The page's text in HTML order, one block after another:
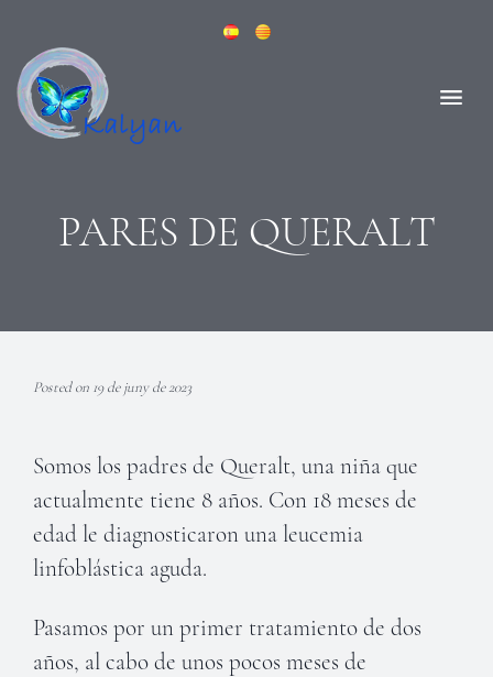
PARES DE QUERALT
Posted on 19 de juny de 2023
Somos los padres de Queralt, una niña que
actualmente tiene 8 años. Con 18 meses de
edad le diagnosticaron una leucemia
linfoblástica aguda.
Pasamos por un primer tratamiento de dos
años, al cabo de unos pocos meses de